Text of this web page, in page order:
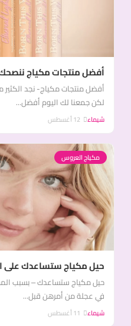
أفضل منتجات مكياج
أفضل منتجات مكياج- نجد
لكن جمعنا لك اليوم أفضل...
شيماء
مكياج العروس
حيل مكياج ستساعدك على
حيل مكياج ستساعدك – بسبب
في عجلة من أمرهن قبل...
شيماء